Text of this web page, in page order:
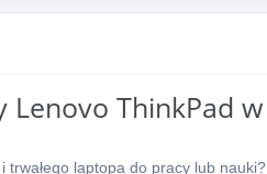
Lenovo ThinkPad
trwałego laptopa do pracy lub